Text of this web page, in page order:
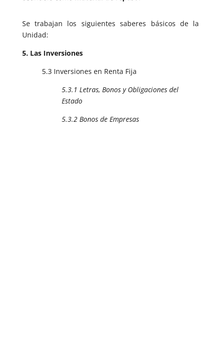
Se trabajan los siguientes saberes básicos de la
Unidad:
5. Las Inversiones
5.3 Inversiones en Renta Fija
5.3.1 Letras, Bonos y Obligaciones del
Estado
5.3.2 Bonos de Empresas